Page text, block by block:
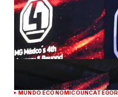
MUNDO ECONÓMICO